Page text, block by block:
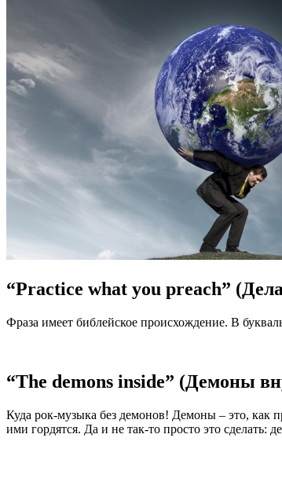
“Practice what you preach”
Фраза имеет библейское происхождение. В
“The demons inside” (Демоны
Куда рок-музыка без демонов! Демоны – это, как
ими гордятся. Да и не так-то просто это сделать: